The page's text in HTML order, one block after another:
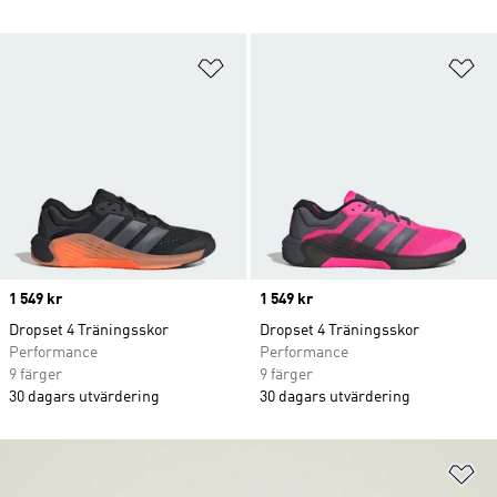
Price
1 549 kr
Dropset 4 Träningsskor
Performance
9 färger
30 dagars utvärdering
Price
1 549 kr
Dropset 4 Träningsskor
Performance
9 färger
30 dagars utvärdering